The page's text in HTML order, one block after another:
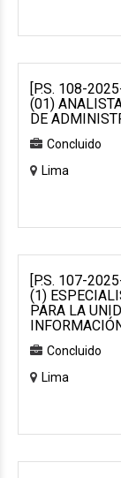
[P.S. 108-
(01)
DE
Concluido
Lima
[P.S. 107-
(1)
PARA LA
Concluido
Lima